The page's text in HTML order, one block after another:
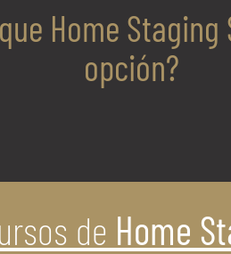
Home
opción?
de Home